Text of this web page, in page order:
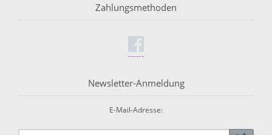
Zahlungsmethoden
Newsletter-Anmeldung
E-Mail-Adresse: